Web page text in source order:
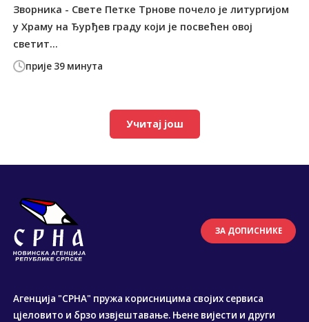
прије 39 минута
Зворника - Свете Петке Трнове почело је литургијом
у Храму на Ђурђев граду који је посвећен овој
светит...
Учитај још
ЗА ДОПИСНИКЕ
Агенција "СРНА" пружа корисницима својих сервиса
цјеловито и брзо извјештавање. Њене вијести и други